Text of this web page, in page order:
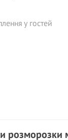
у гостей